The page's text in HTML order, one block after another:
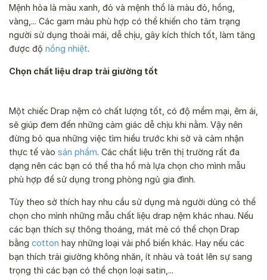
Mệnh hỏa là màu xanh, đỏ và mệnh thổ là màu đỏ, hồng,
vàng,... Các gam màu phù hợp có thể khiến cho tâm trạng
người sử dụng thoải mái, dễ chịu, gây kích thích tốt, làm tăng
được độ nồng nhiệt.
Chọn chất liệu drap trải giường tốt
Một chiếc Drap nệm có chất lượng tốt, có độ mềm mại, êm ái,
sẽ giúp đem đến những cảm giác dễ chịu khi nằm. Vậy nên
đừng bỏ qua những việc tìm hiểu trước khi sờ và cảm nhận
thực tế vào sản phẩm. Các chất liệu trên thị trường rất đa
dạng nên các bạn có thể tha hồ mà lựa chọn cho mình mẫu
phù hợp để sử dụng trong phòng ngủ gia đình.
Tùy theo sở thích hay nhu cầu sử dụng mà người dùng có thể
chọn cho mình những mẫu chất liệu drap nệm khác nhau. Nếu
các bạn thích sự thông thoáng, mát mẻ có thể chọn Drap
bằng cotton hay những loại vải phổ biến khác. Hay nếu các
bạn thích trải giường không nhăn, ít nhàu và toát lên sự sang
trọng thì các bạn có thể chọn loại satin,...